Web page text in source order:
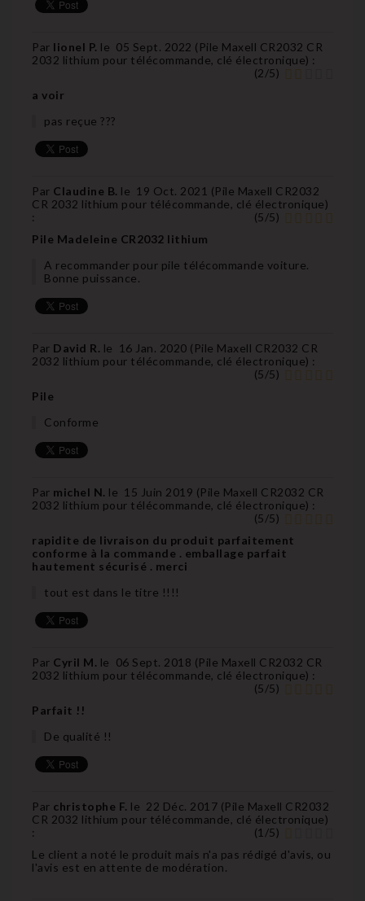
Par lionel P. le 05 Sept. 2022 ( Pile Maxell CR2032 CR
2032 lithium pour télécommande, clé électronique) :
(2/5)
a voir
pas reçue ???
Par Claudine B. le 19 Oct. 2021 (Pile Maxell CR2032
CR 2032 lithium pour télécommande, clé électronique)
:
(5/5)
Pile Madeleine CR2032 lithium
A recommander pour pile télécommande voiture.
Bonne puissance.
Par David R. le 16 Jan. 2020 ( Pile Maxell CR2032 CR
2032 lithium pour télécommande, clé électronique) :
(5/5)
Pile
Conforme
Par michel N. le 15 Juin 2019 (Pile Maxell CR2032 CR
2032 lithium pour télécommande, clé électronique) :
(5/5)
rapidite de livraison du produit parfaitement
conforme à la commande . emballage parfait
hautement sécurisé . merci
tout est dans le titre !!!!
Par Cyril M. le 06 Sept. 2018 (Pile Maxell CR2032 CR
2032 lithium pour télécommande, clé électronique) :
(5/5)
Parfait !!
De qualité !!
Par christophe F. le 22 Déc. 2017 (Pile Maxell CR2032
CR 2032 lithium pour télécommande, clé électronique)
:
(1 /5)
Le client a noté le produit mais n'a pas rédigé d'avis, ou
l'avis est en attente de modération.